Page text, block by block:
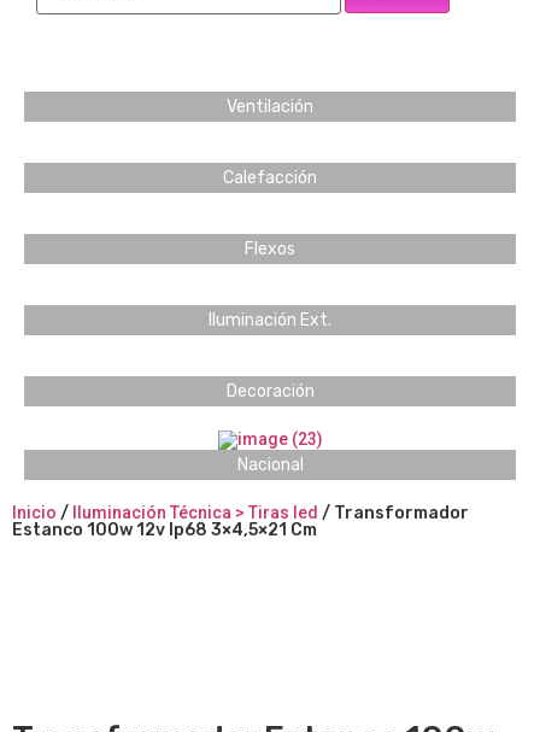
Ventilación
Calefacción
Flexos
Iluminación Ext.
Decoración
Nacional
Inicio / Iluminación Técnica > Tiras led / Transformador
Estanco 100w 12v Ip68 3×4,5×21 Cm